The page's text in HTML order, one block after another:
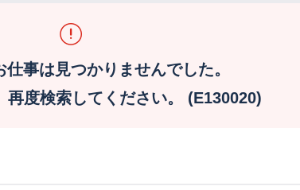
事は見つかりませんでした。
再度検索してください。 (E130020)